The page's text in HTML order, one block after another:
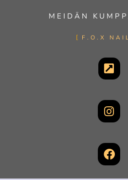
MEIDÄN
F.O.X